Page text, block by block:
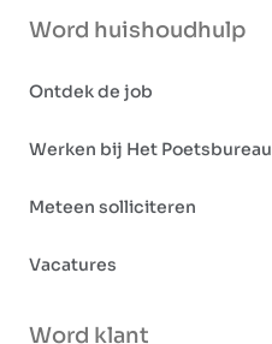
Word huishoudhulp
Ontdek de job
Werken bij Het Poetsbureau
Meteen solliciteren
Vacatures
Word klant